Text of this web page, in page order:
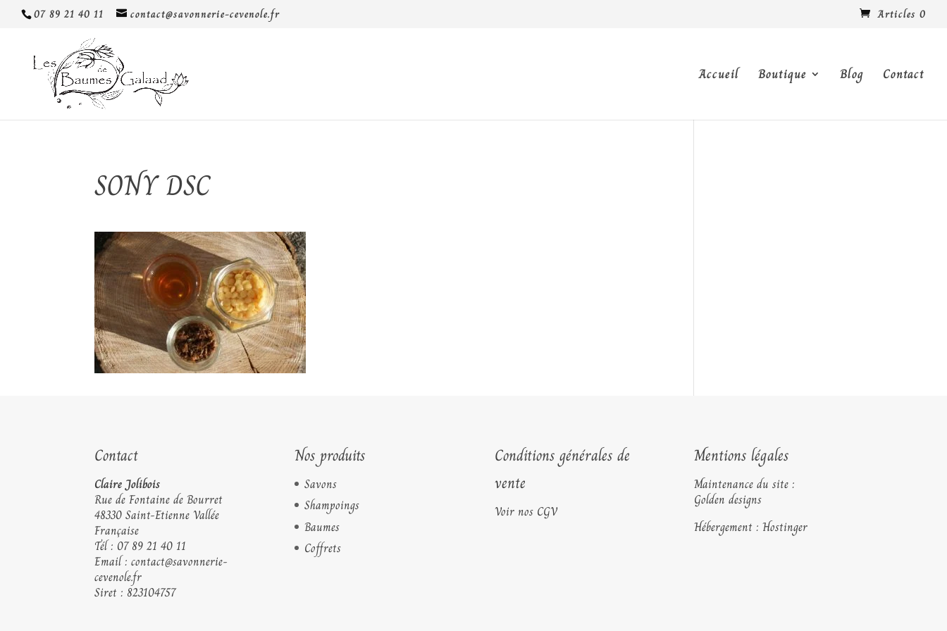
07 89 21 40 11 contact@savonnerie-cevenole.fr Articles 0
Accueil Boutique Blog Contact
SONY DSC
Contact
Claire Jolibois
Rue de Fontaine de Bourret
48330 Saint-Etienne Vallée
Française
Tél : 07 89 21 40 11
Email :contact@savonnerie-
cevenole.fr
Siret : 823104757
Nos produits
Savons
Shampoings
Baumes
Coffrets
Conditions générales de
vente
Voir nos CGV
Mentions légales
Maintenance du site :
Golden designs
Hébergement : Hostinger